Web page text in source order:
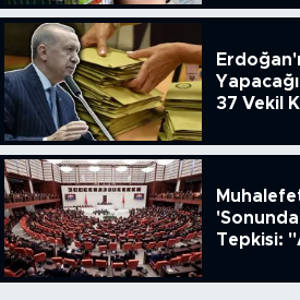
51.49
37 Vekil
Tepkisi:
Kanun